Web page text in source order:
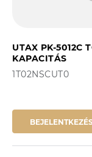
UTAX PK-5012C
KAPACITÁS
1T02NSCUT0